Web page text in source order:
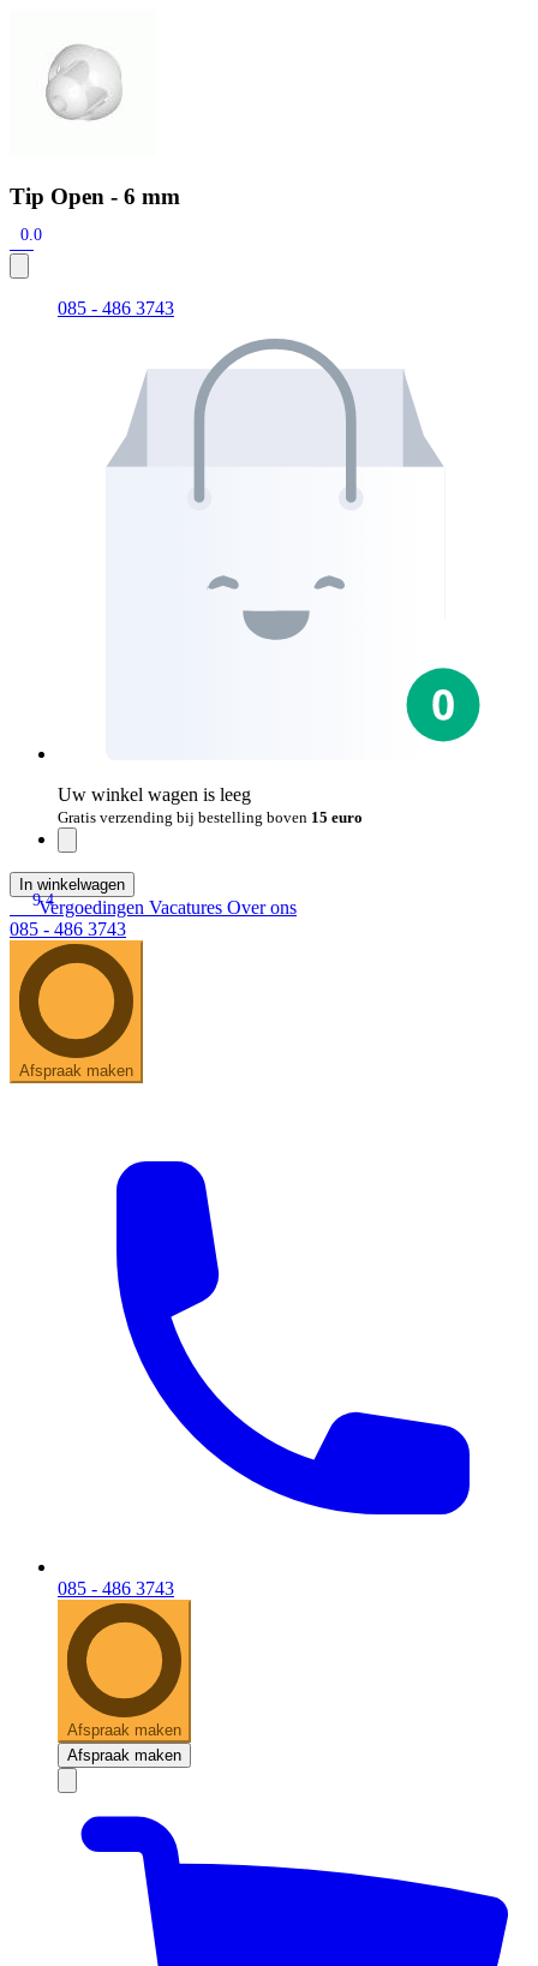
Zoeken
Snel zoeken
Signia hoortoestellen
Signia Active Mini IX - Oplaadbaar
Bekijk
Tip Open - 6 mm
0.0
085 - 486 3743
Uw winkel wagen is leeg
Gratis verzending bij bestelling boven 15 euro
In winkelwagen
9.4
Vergoedingen Vacatures Over ons
085 - 486 3743
Afspraak maken
085 - 486 3743
Afspraak maken
Afspraak maken